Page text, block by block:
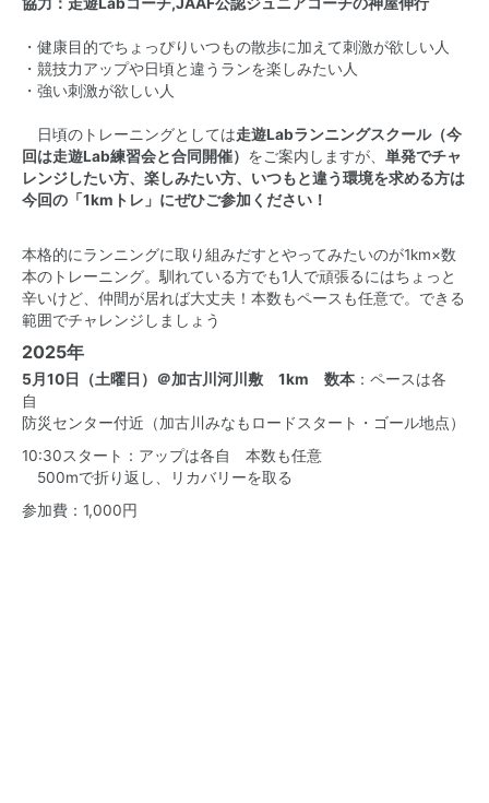
・健康目的でちょっぴりいつもの散歩に加えて刺激が欲しい人
・競技力アップや日頃と違うランを楽しみたい人
・強い刺激が欲しい人
日頃のトレーニングとしては走遊Labランニングスクール（今
回は走遊Lab練習会と合同開催） をご案内しますが、 単発でチャ
レンジしたい方、楽しみたい方、いつもと違う環境を求める方は
今回の「1kmトレ」にぜひご参加ください！
本格的にランニングに取り組みだすとやってみたいのが1km×数
本のトレーニング。馴れている方でも1人で頑張るにはちょっと
辛いけど、仲間が居れば大丈夫！本数もペースも任意で。できる
範囲でチャレンジしましょう
2025年
5月10日（土曜日）＠加古川河川敷 1km 数本 ：ペースは各
自
防災センター付近（加古川みなもロードスタート・ゴール地点）
10:30スタート：アップは各自 本数も任意
500mで折り返し、リカバリーを取る
参加費：1,000円